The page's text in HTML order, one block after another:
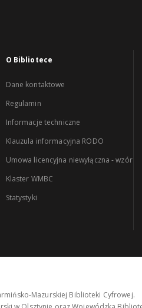
O Bibliotece
Dane kontaktowe
Regulamin
Informacje techniczne
Klauzula informacyjna RODO
Umowa licencyjna niewyłączna - wzór
Klaster WMBC
Statystyki
Mazurskiej Biblioteki Cyfrowej.